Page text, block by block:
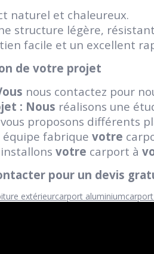
naturel et chaleureux.
structure légère,
facile et un excellent
de votre projet
nous contactez pour
: Nous réalisons une
vous proposons différents
équipe fabrique votre
installons votre carport à
pour un devis
extérieurcarport aluminium